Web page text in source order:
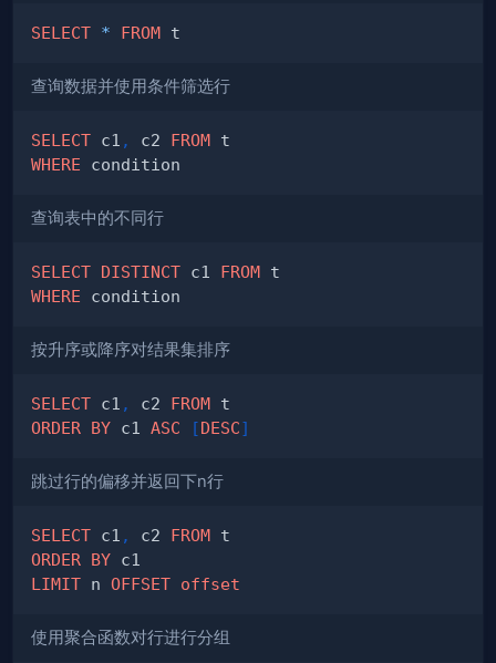
SELECT * FROM
查询数据并使用条件筛选行
SELECT c1 , c2 FROM
WHERE
查询表中的不同行
SELECT DISTINCT c1 FROM
WHERE
按升序或降序对结果集排序
SELECT c1 , c2 FROM
ORDER BY c1 ASC [DESC]
跳过行的偏移并返回下n行
SELECT c1 , c2 FROM
ORDER BY
LIMIT n OFFSET offset
使用聚合函数对行进行分组